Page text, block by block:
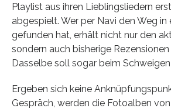
Playlist aus ihren Lieblingsliedern
abgespielt. Wer per Navi den Weg in
gefunden hat, erhält nicht nur den
sondern auch bisherige
Dasselbe soll sogar beim
Ergeben sich keine
Gespräch, werden die Fotoalben